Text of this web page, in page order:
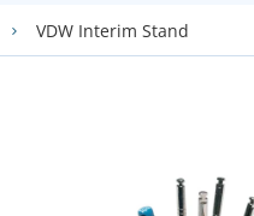
VDW Interim Stand